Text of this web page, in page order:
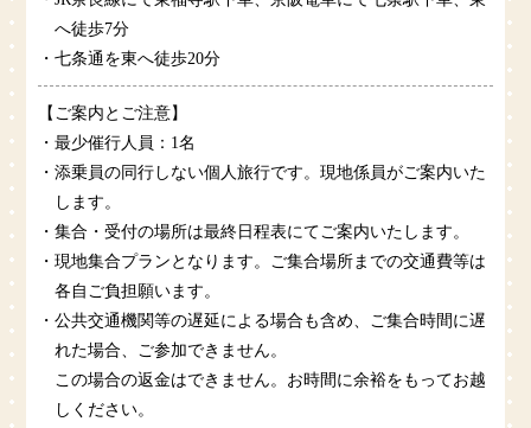
へ徒歩7分
・七条通を東へ徒歩20分
【ご案内とご注意】
・最少催行人員：1名
・添乗員の同行しない個人旅行です。現地係員がご案内いた
します。
・集合・受付の場所は最終日程表にてご案内いたします。
・現地集合プランとなります。ご集合場所までの交通費等は
各自ご負担願います。
・公共交通機関等の遅延による場合も含め、ご集合時間に遅
れた場合、ご参加できません。
この場合の返金はできません。お時間に余裕をもってお越
しください。